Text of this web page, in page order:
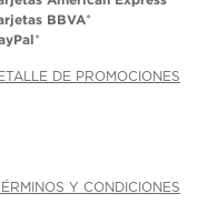
BBVA*
*
DE PROMOCIONES
TÉRMINOS Y CONDICIONES